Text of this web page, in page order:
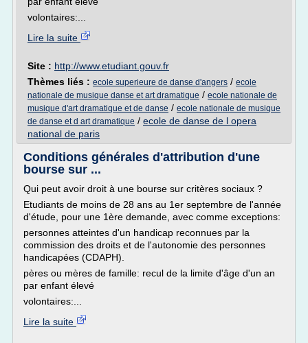
volontaires:...
Lire la suite
Site : http://www.etudiant.gouv.fr
Thèmes liés : ecole superieure de danse d'angers / ecole
nationale de musique danse et art dramatique / ecole nationale de
musique d'art dramatique et de danse / ecole nationale de musique
de danse et d art dramatique / ecole de danse de l opera
national de paris
Conditions générales d'attribution d'une
bourse sur ...
Qui peut avoir droit à une bourse sur critères sociaux ?
Etudiants de moins de 28 ans au 1er septembre de l'année
d'étude, pour une 1ère demande, avec comme exceptions:
personnes atteintes d'un handicap reconnues par la
commission des droits et de l'autonomie des personnes
handicapées (CDAPH).
pères ou mères de famille: recul de la limite d'âge d'un an
par enfant élevé
volontaires:...
Lire la suite